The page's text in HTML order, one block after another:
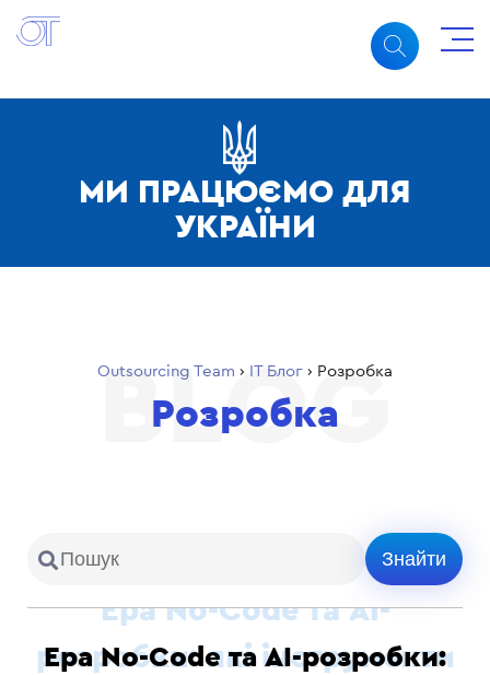
МИ ПРАЦЮЄМО ДЛЯ
УКРАЇНИ
Outsourcing Team › ІТ Блог › Розробка
Розробка
Ера No-Code та AI-розробки: